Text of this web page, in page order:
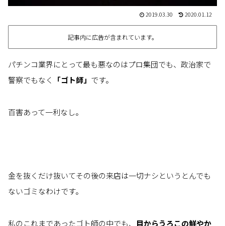
2019.03.30 2020.01.12
記事内に広告が含まれています。
パチンコ業界にとって最も悪なのはプロ集団でも、政治家で
警察でもなく
「ゴト師」 です。
百害あって一利なし。
金を抜くだけ抜いてその後の来店は一切ナシというとんでも
ないゴミなわけです。
私のこれまであったゴト師の中でも、 目からうろこの鮮やか